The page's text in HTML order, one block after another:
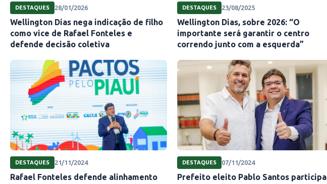
DESTAQUES 28/01/2026
Wellington Dias nega indicação de filho
como vice de Rafael Fonteles e
defende decisão coletiva
DESTAQUES 23/08/2025
Wellington Dias, sobre 2026: “O
importante será garantir o centro
correndo junto com a esquerda”
DESTAQUES 21/11/2024
Rafael Fonteles defende alinhamento
DESTAQUES 07/11/2024
Prefeito eleito Pablo Santos participa